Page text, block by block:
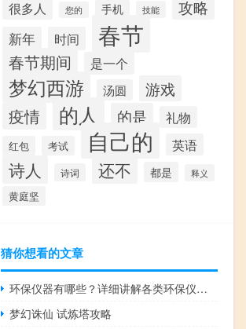
很多人 您的 手机 技能 攻略
新年 时间 春节
春节期间 是一个
梦幻西游 汤圆 游戏
疫情 的人 的是 礼物
红包 考试 自己的 英语
诗人 诗词 还不 都是 释义
黄庭坚
猜你想看的文章
环保仪器有哪些？详细讲解各类环保仪器的使用方法
梦幻诛仙 试炼塔攻略